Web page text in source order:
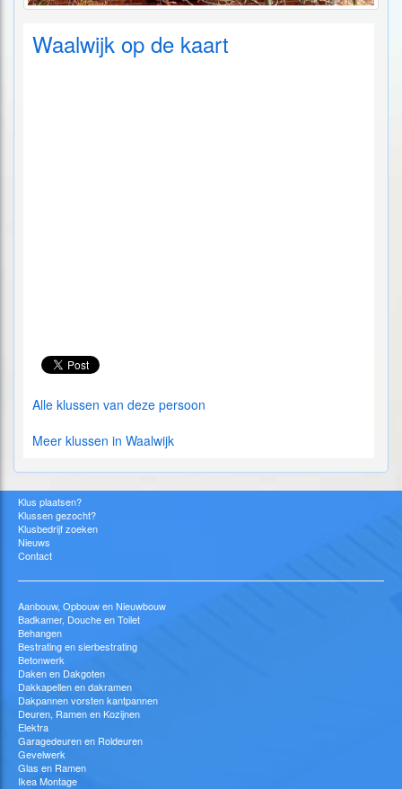
Waalwijk op de kaart
Alle klussen van deze persoon
Meer klussen in Waalwijk
Klus plaatsen?
Klussen gezocht?
Klusbedrijf zoeken
Nieuws
Contact
Aanbouw, Opbouw en Nieuwbouw
Badkamer, Douche en Toilet
Behangen
Bestrating en sierbestrating
Betonwerk
Daken en Dakgoten
Dakkapellen en dakramen
Dakpannen vorsten kantpannen
Deuren, Ramen en Kozijnen
Elektra
Garagedeuren en Roldeuren
Gevelwerk
Glas en Ramen
Ikea Montage